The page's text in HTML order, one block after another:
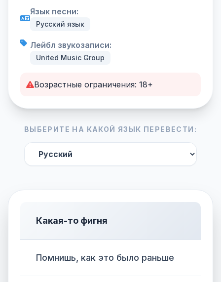
Язык песни:
Русский язык
Лейбл звукозаписи:
United Music Group
Возрастные ограничения: 18+
ВЫБЕРИТЕ НА КАКОЙ ЯЗЫК ПЕРЕВЕСТИ:
Какая-то фигня
Помнишь, как это было раньше